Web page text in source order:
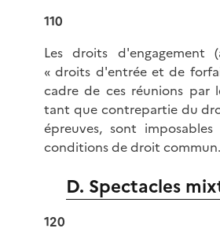
110
Les droits d'engagement
« droits d'entrée et de
cadre de ces réunions par
tant que contrepartie du
épreuves, sont
conditions de droit commun.
D. Spectacles
120